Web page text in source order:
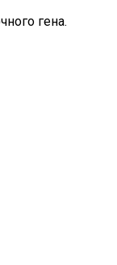
гена.